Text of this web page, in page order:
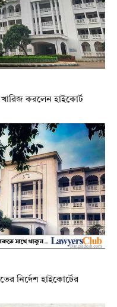
করলেন হাইকোর্ট
নির্দেশ হাইকোর্টের